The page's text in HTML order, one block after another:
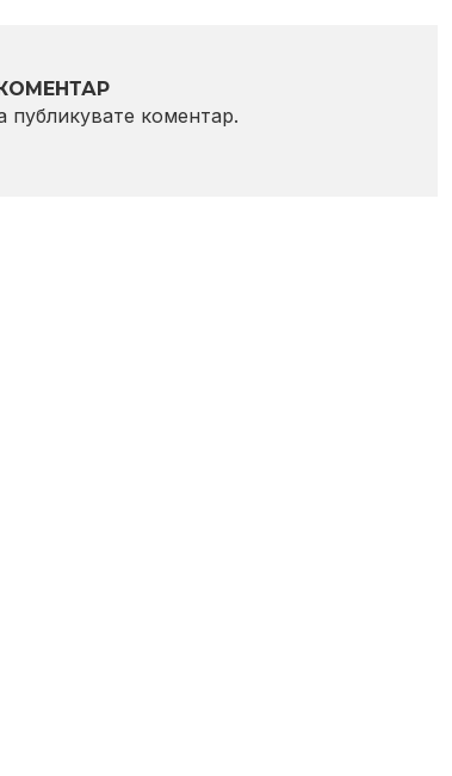
публикувате коментар.